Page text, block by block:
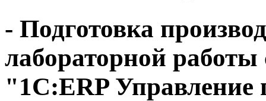
- Подготовка
лабораторной работы
"1С:ERP Управление